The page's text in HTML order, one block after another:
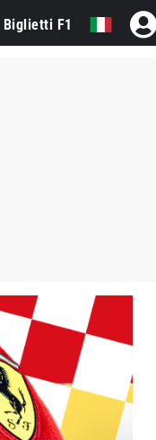
Biglietti F1